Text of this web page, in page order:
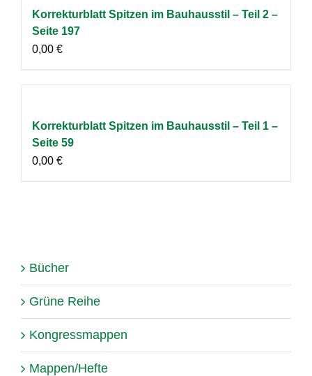
Korrekturblatt Spitzen im Bauhausstil – Teil 2 –
Seite 197
0,00 €
Korrekturblatt Spitzen im Bauhausstil – Teil 1 –
Seite 59
0,00 €
Bücher
Grüne Reihe
Kongressmappen
Mappen/Hefte